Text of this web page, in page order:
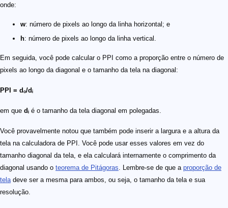
onde:
w: número de pixels ao longo da linha horizontal; e
h: número de pixels ao longo da linha vertical.
Em seguida, você pode calcular o PPI como a proporção entre o número de
pixels ao longo da diagonal e o tamanho da tela na diagonal:
PPI = dₒ/dᵢ
em que dᵢ é o tamanho da tela diagonal em polegadas.
Você provavelmente notou que também pode inserir a largura e a altura da
tela na calculadora de PPI. Você pode usar esses valores em vez do
tamanho diagonal da tela, e ela calculará internamente o comprimento da
diagonal usando o teorema de Pitágoras. Lembre-se de que a proporção de
teladeve ser a mesma para ambos, ou seja, o tamanho da tela e sua
resolução.